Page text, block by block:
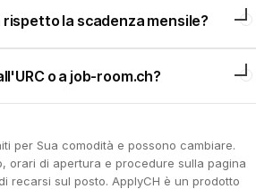
rispetto la scadenza mensile?
o a job-room.ch?
per Sua comodità e possono cambiare.
orari di apertura e procedure sulla pagina
recarsi sul posto. ApplyCH è un prodotto